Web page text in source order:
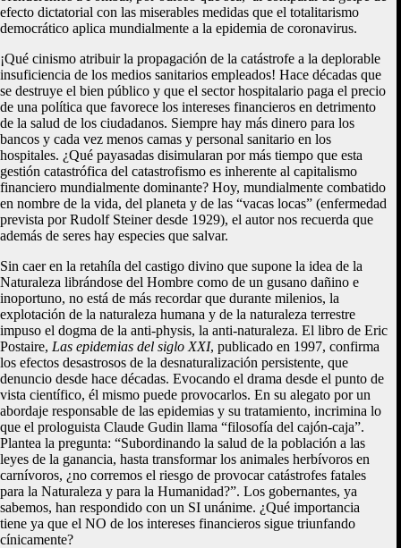
efecto dictatorial con las miserables medidas que el totalitarismo
democrático aplica mundialmente a la epidemia de coronavirus.
¡Qué cinismo atribuir la propagación de la catástrofe a la deplorable
insuficiencia de los medios sanitarios empleados! Hace décadas que
se destruye el bien público y que el sector hospitalario paga el precio
de una política que favorece los intereses financieros en detrimento
de la salud de los ciudadanos. Siempre hay más dinero para los
bancos y cada vez menos camas y personal sanitario en los
hospitales. ¿Qué payasadas disimularan por más tiempo que esta
gestión catastrófica del catastrofismo es inherente al capitalismo
financiero mundialmente dominante? Hoy, mundialmente combatido
en nombre de la vida, del planeta y de las “vacas locas” (enfermedad
prevista por Rudolf Steiner desde 1929), el autor nos recuerda que
además de seres hay especies que salvar.
Sin caer en la retahíla del castigo divino que supone la idea de la
Naturaleza librándose del Hombre como de un gusano dañino e
inoportuno, no está de más recordar que durante milenios, la
explotación de la naturaleza humana y de la naturaleza terrestre
impuso el dogma de la anti-physis, la anti-naturaleza. El libro de Eric
Postaire, Las epidemias del siglo XXI, publicado en 1997, confirma
los efectos desastrosos de la desnaturalización persistente, que
denuncio desde hace décadas. Evocando el drama desde el punto de
vista científico, él mismo puede provocarlos. En su alegato por un
abordaje responsable de las epidemias y su tratamiento, incrimina lo
que el prologuista Claude Gudin llama “filosofía del cajón-caja”.
Plantea la pregunta: “Subordinando la salud de la población a las
leyes de la ganancia, hasta transformar los animales herbívoros en
carnívoros, ¿no corremos el riesgo de provocar catástrofes fatales
para la Naturaleza y para la Humanidad?”. Los gobernantes, ya
sabemos, han respondido con un SI unánime. ¿Qué importancia
tiene ya que el NO de los intereses financieros sigue triunfando
cínicamente?